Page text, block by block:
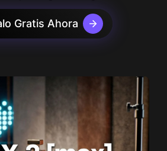
Gratis Ahora